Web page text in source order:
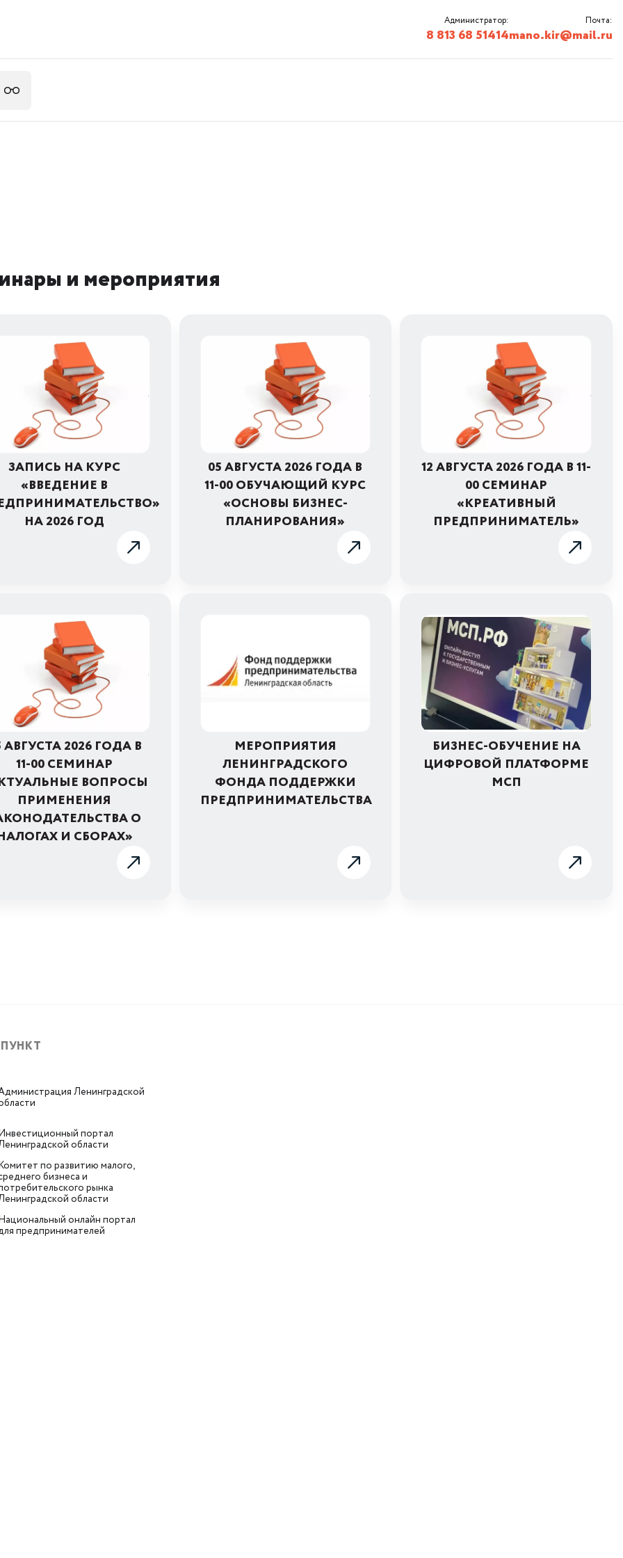
Администратор:
8 813 68 51414
Почта:
mano.kir@mail.ru
и мероприятия
ЗАПИСЬ НА КУРС
«ВВЕДЕНИЕ В
НА 2026 ГОД
05 АВГУСТА 2026 ГОДА В
11-00 ОБУЧАЮЩИЙ КУРС
«ОСНОВЫ БИЗНЕС-
ПЛАНИРОВАНИЯ»
12 АВГУСТА 2026 ГОДА В 11-
00 СЕМИНАР
«КРЕАТИВНЫЙ
ПРЕДПРИНИМАТЕЛЬ»
АВГУСТА 2026 ГОДА В
11-00 СЕМИНАР
ВОПРОСЫ
ПРИМЕНЕНИЯ
О
И СБОРАХ»
МЕРОПРИЯТИЯ
ЛЕНИНГРАДСКОГО
ФОНДА ПОДДЕРЖКИ
ПРЕДПРИНИМАТЕЛЬСТВА
БИЗНЕС-ОБУЧЕНИЕ НА
ЦИФРОВОЙ ПЛАТФОРМЕ
МСП
Ленинградской
портал
области
по развитию малого,
бизнеса и
рынка
области
онлайн портал
предпринимателей